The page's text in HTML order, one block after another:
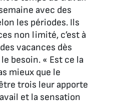
avec des
les périodes. Ils
non limité, c’est à
vacances dès
besoin. « Est ce la
mieux que le
trois leur apporte
et la sensation